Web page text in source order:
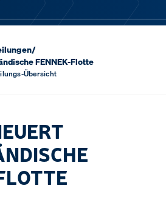
/
FENNEK-Flotte
Übersicht